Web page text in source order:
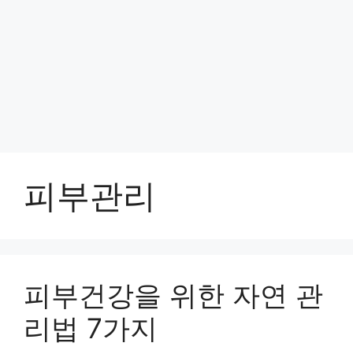
피부관리
피부건강을 위한 자연 관
리법 7가지